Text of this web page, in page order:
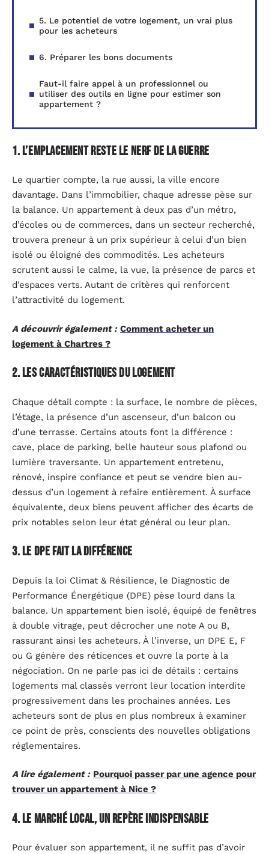
5. Le potentiel de votre logement, un vrai plus
pour les acheteurs
6. Préparer les bons documents
Faut-il faire appel à un professionnel ou
utiliser des outils en ligne pour estimer son
appartement ?
1. L’emplacement reste le nerf de la guerre
Le quartier compte, la rue aussi, la ville encore
davantage. Dans l’immobilier, chaque adresse pèse sur
la balance. Un appartement à deux pas d’un métro,
d’écoles ou de commerces, dans un secteur recherché,
trouvera preneur à un prix supérieur à celui d’un bien
isolé ou éloigné des commodités. Les acheteurs
scrutent aussi le calme, la vue, la présence de parcs et
d’espaces verts. Autant de critères qui renforcent
l’attractivité du logement.
A découvrir également : Comment acheter un
logement à Chartres ?
2. Les caractéristiques du logement
Chaque détail compte : la surface, le nombre de pièces,
l’étage, la présence d’un ascenseur, d’un balcon ou
d’une terrasse. Certains atouts font la différence :
cave, place de parking, belle hauteur sous plafond ou
lumière traversante. Un appartement entretenu,
rénové, inspire confiance et peut se vendre bien au-
dessus d’un logement à refaire entièrement. À surface
équivalente, deux biens peuvent afficher des écarts de
prix notables selon leur état général ou leur plan.
3. Le DPE fait la différence
Depuis la loi Climat & Résilience, le Diagnostic de
Performance Énergétique (DPE) pèse lourd dans la
balance. Un appartement bien isolé, équipé de fenêtres
à double vitrage, peut décrocher une note A ou B,
rassurant ainsi les acheteurs. À l’inverse, un DPE E, F
ou G génère des réticences et ouvre la porte à la
négociation. On ne parle pas ici de détails : certains
logements mal classés verront leur location interdite
progressivement dans les prochaines années. Les
acheteurs sont de plus en plus nombreux à examiner
ce point de près, conscients des nouvelles obligations
réglementaires.
A lire également : Pourquoi passer par une agence pour
trouver un appartement à Nice ?
4. Le marché local, un repère indispensable
Pour évaluer son appartement, il ne suffit pas d’avoir